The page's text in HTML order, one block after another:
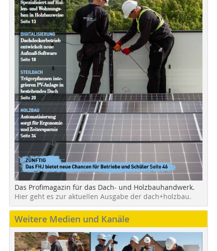
Das Profimagazin für das Dach- und Holzbauhandwerk.
Hier geht es zur aktuellen Ausgabe der dach+holzbau.
Weitere Medien und Kanäle